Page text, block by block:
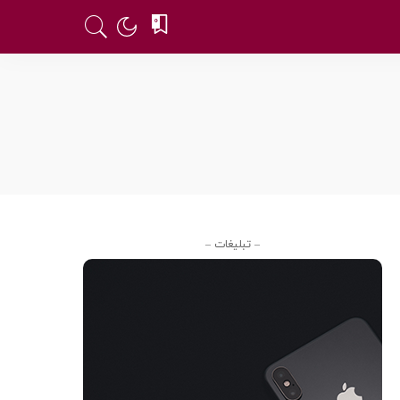
0
– تبلیغات –